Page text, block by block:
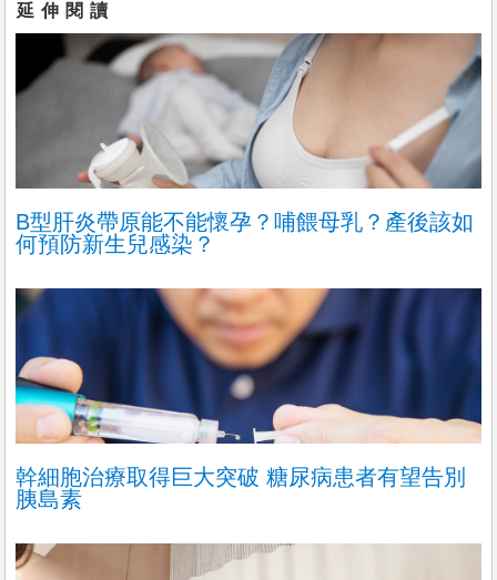
不拘，不拘，台北市信義區
學歷:
1. 協助臨床病人照護
2. 協助臨床病人接受治療時間安排，衛教
內科部心導管室-護理師
證照:
1. 護理師證書影本
2. ACLS證書影本
3. 畢業證書影本
更多職缺
延伸閱讀
B型肝炎帶原能不能懷孕？哺餵母乳？產後該如
何預防新生兒感染？
幹細胞治療取得巨大突破 糖尿病患者有望告別
胰島素